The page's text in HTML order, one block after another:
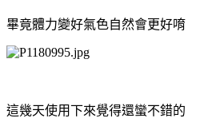
畢竟體力變好氣色自然會更好唷
這幾天使用下來覺得還蠻不錯的